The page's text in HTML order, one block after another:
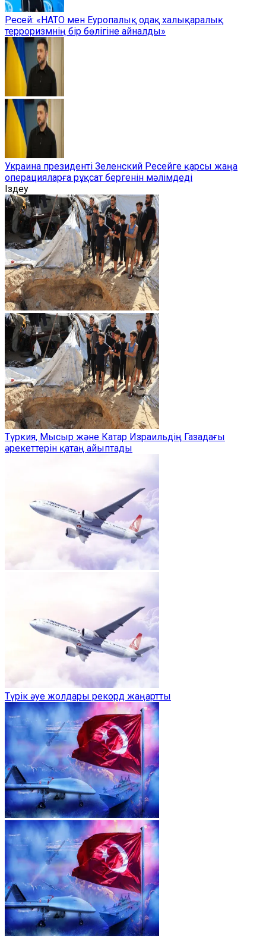
Ресей: «НАТО мен Еуропалық одақ халықаралық
терроризмнің бір бөлігіне айналды»
Украина президенті Зеленский Ресейге қарсы жаңа
операцияларға рұқсат бергенін мәлімдеді
Іздеу
Түркия, Мысыр және Катар Израильдің Газадағы
әрекеттерін қатаң айыптады
Түрік әуе жолдары рекорд жаңартты